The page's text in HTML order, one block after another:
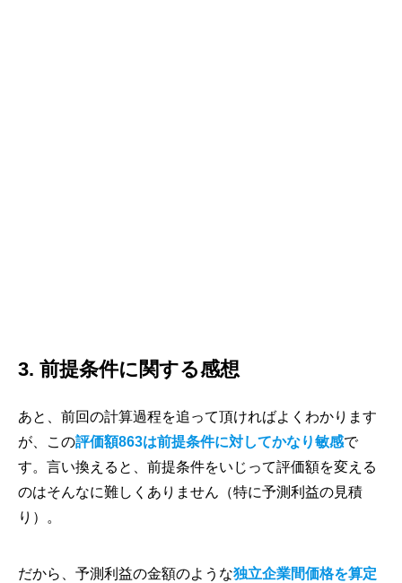
3. 前提条件に関する感想
あと、前回の計算過程を追って頂ければよくわかります
が、この評価額863は前提条件に対してかなり敏感で
す。言い換えると、前提条件をいじって評価額を変える
のはそんなに難しくありません（特に予測利益の見積
り）。
だから、予測利益の金額のような独立企業間価格を算定